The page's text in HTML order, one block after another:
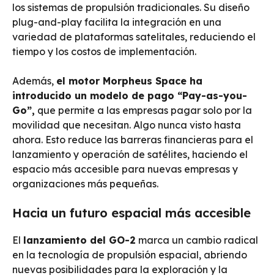
los sistemas de propulsión tradicionales. Su diseño
plug-and-play facilita la integración en una
variedad de plataformas satelitales, reduciendo el
tiempo y los costos de implementación.
Además, el motor Morpheus Space ha
introducido un modelo de pago “Pay-as-you-
Go”, que permite a las empresas pagar solo por la
movilidad que necesitan. Algo nunca visto hasta
ahora. Esto reduce las barreras financieras para el
lanzamiento y operación de satélites, haciendo el
espacio más accesible para nuevas empresas y
organizaciones más pequeñas.
Hacia un futuro espacial más accesible
El lanzamiento del GO-2 marca un cambio radical
en la tecnología de propulsión espacial, abriendo
nuevas posibilidades para la exploración y la